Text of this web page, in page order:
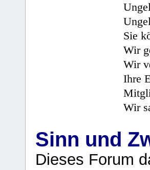
Sie
Wir
Wir
Ihre
Wir
Sinn und
Dieses Forum